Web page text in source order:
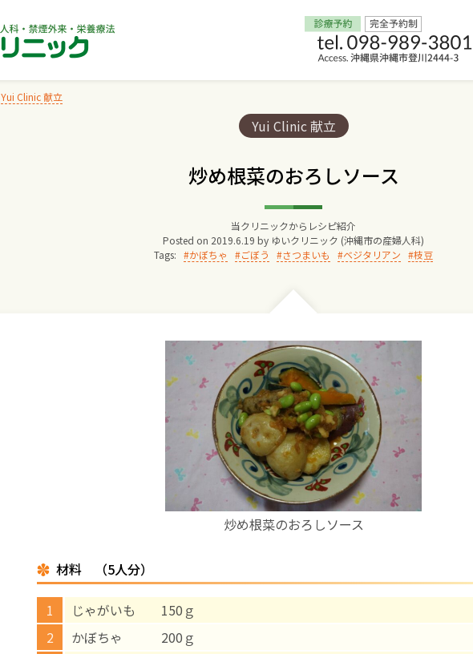
Yui Clinic 献立
Categories:
Yui Clinic 献立
炒め根菜のおろしソース
当クリニックからレシピ紹介
Posted on 2019.6.19 by ゆいクリニック (沖縄市の産婦人科)
Tags:
かぼちゃ ごぼう さつまいも ベジタリアン 枝豆
炒め根菜のおろしソース
材料 （5人分）
じゃがいも 150ｇ
かぼちゃ 200ｇ
Home
交通アクセス
院長からのごあいさつ
ゆいクリニックの経営理念
診療料金
妊婦健診
お産について
親と子の結びつき支援
母乳育児
予防接種
‘さんルーム’ でさまざまな講座・クラス